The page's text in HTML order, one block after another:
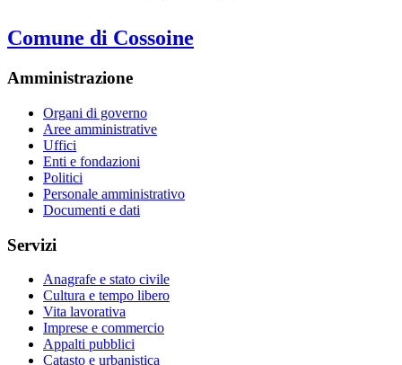
Comune di Cossoine
Amministrazione
Organi di governo
Aree amministrative
Uffici
Enti e fondazioni
Politici
Personale amministrativo
Documenti e dati
Servizi
Anagrafe e stato civile
Cultura e tempo libero
Vita lavorativa
Imprese e commercio
Appalti pubblici
Catasto e urbanistica